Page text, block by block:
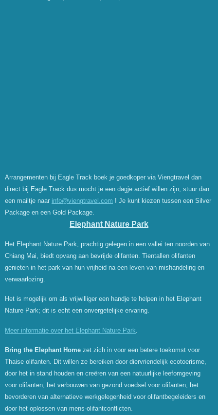
Arrangementen bij Eagle Track boek je goedkoper via Viengtravel dan
direct bij Eagle Track dus mocht je een dagje actief willen zijn, stuur dan
een mailtje naar info@viengtravel.com ! Je kunt kiezen tussen een Silver
Package en een Gold Package.
Elephant Nature Park
Het Elephant Nature Park, prachtig gelegen in een vallei ten noorden van
Chiang Mai, biedt opvang aan bevrijde olifanten. Tientallen olifanten
genieten in het park van hun vrijheid na een leven van mishandeling en
verwaarlozing.
Het is mogelijk om als vrijwilliger een handje te helpen in het Elephant
Nature Park; dit is echt een onvergetelijke ervaring.
Meer informatie over het Elephant Nature Park
Bring the Elephant Home zet zich in voor een betere toekomst voor
Thaise olifanten. Dit willen ze bereiken door diervriendelijk ecotoerisme,
door het in stand houden en creëren van een natuurlijke leefomgeving
voor olifanten, het verbouwen van gezond voedsel voor olifanten, het
bevorderen van alternatieve werkgelegenheid voor olifantbegeleiders en
door het oplossen van mens-olifantconflicten.